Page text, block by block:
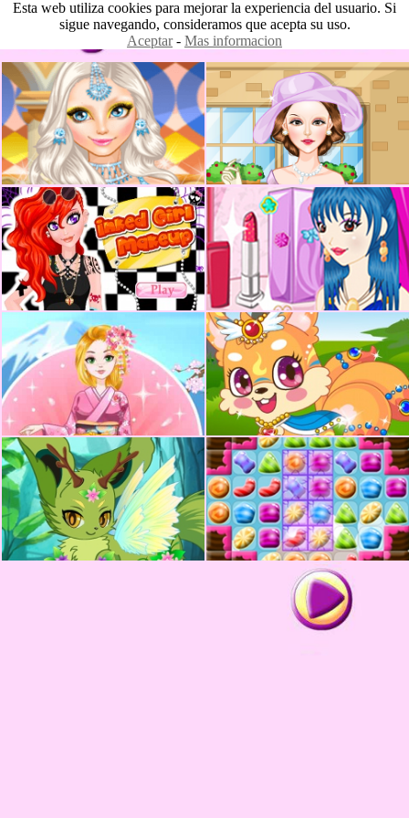
Esta web utiliza cookies para mejorar la experiencia del usuario. Si
sigue navegando, consideramos que acepta su uso.
Aceptar- Mas informacion